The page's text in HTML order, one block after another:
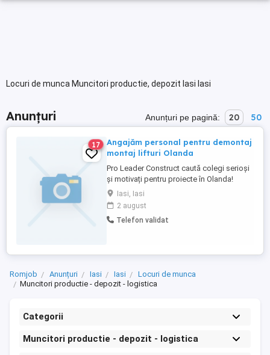
Locuri de munca Muncitori productie, depozit Iasi Iasi
Anunțuri Anunțuri pe pagină: 20 50
17
Angajăm personal pentru demontaj
montaj lifturi Olanda
Pro Leader Construct caută colegi serioși
și motivați pentru proiecte în Olanda!
Locație: Diverse orașe din Olanda Salariu:
între 1800-3500 net lună (în funcție de
experiență) Cazare asigurată gratuit pe
teritoriul Olandei Cerințe: Experiență în
Iasi, Iasi
2 august
Telefon validat
Romjob Anunțuri Iasi Iasi
Locuri de munca
Muncitori productie - depozit - logistica
Categorii
Muncitori productie - depozit - logistica